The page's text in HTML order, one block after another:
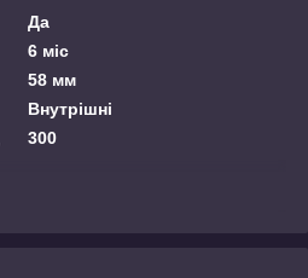
Да
6 міс
58 мм
Внутрішні
300